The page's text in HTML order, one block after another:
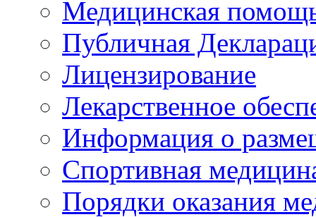
Медицинская
Публичная
Лицензирование
Лекарственное
Информация о
Спортивная
Порядки оказания